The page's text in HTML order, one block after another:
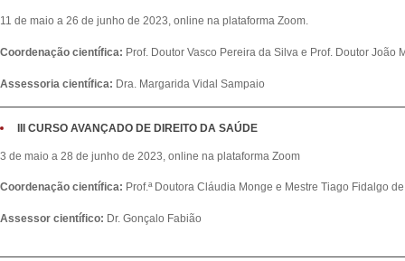
11 de maio a 26 de junho de 2023, online na plataforma Zoom.
Coordenação científica: Prof. Doutor Vasco Pereira da Silva e Prof. Doutor João
Assessoria científica: Dra. Margarida Vidal Sampaio
III CURSO AVANÇADO DE DIREITO DA SAÚDE
3 de maio a 28 de junho de 2023, online na plataforma Zoom
Coordenação científica: Prof.ª Doutora Cláudia Monge e Mestre Tiago Fidalgo
Assessor científico: Dr. Gonçalo Fabião